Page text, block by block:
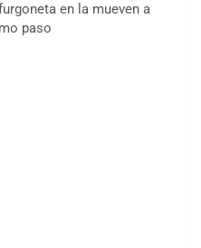
en la mueven a
paso